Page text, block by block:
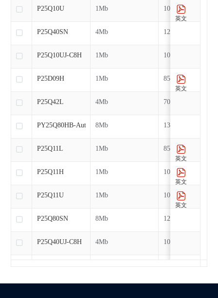
1Mb 104MHz
4Mb 120MHz
1Mb 104MHz
1Mb 85MHz
4Mb 70MHz
8Mb 133MHz
1Mb 85MHz
1Mb 104MHz
1Mb 104MHz
8Mb 120MHz
4Mb 104MHz
P25Q10U
P25Q40SN
P25Q10UJ-C8H
P25D09H
P25Q42L
PY25Q80HB-Auto
P25Q11L
P25Q11H
P25Q11U
P25Q80SN
P25Q40UJ-C8H
英文
英文
英文
英文
英文